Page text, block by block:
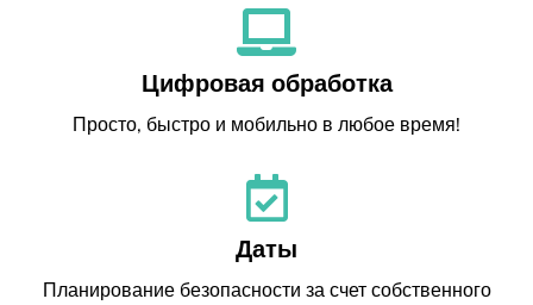
Цифровая обработка
Просто, быстро и мобильно в любое время!
Даты
Планирование безопасности за счет собственного